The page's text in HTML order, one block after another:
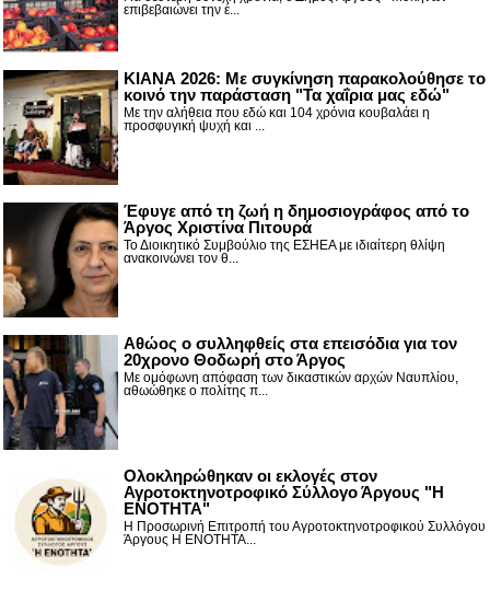
επιβεβαιώνει την έ...
ΚΙΑΝΑ 2026: Με συγκίνηση παρακολούθησε το
κοινό την παράσταση "Τα χαΐρια μας εδώ"
Με την αλήθεια που εδώ και 104 χρόνια κουβαλάει η
προσφυγική ψυχή και ...
Έφυγε από τη ζωή η δημοσιογράφος από το
Άργος Χριστίνα Πιτουρά
Το Διοικητικό Συμβούλιο της ΕΣΗΕΑ με ιδιαίτερη θλίψη
ανακοινώνει τον θ...
Αθώος ο συλληφθείς στα επεισόδια για τον
20χρονο Θοδωρή στο Άργος
Με ομόφωνη απόφαση των δικαστικών αρχών Ναυπλίου,
αθωώθηκε ο πολίτης π...
Ολοκληρώθηκαν οι εκλογές στον
Αγροτοκτηνοτροφικό Σύλλογο Άργους "Η
ΕΝΟΤΗΤΑ"
Η Προσωρινή Επιτροπή του Αγροτοκτηνοτροφικού Συλλόγου
Άργους Η ΕΝΟΤΗΤΑ...